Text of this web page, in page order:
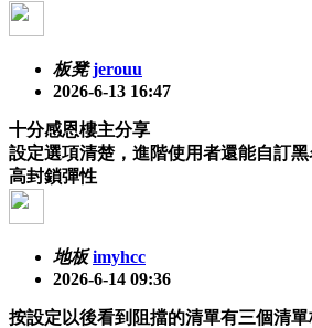
板凳 jerouu
2026-6-13 16:47
十分感恩樓主分享
設定選項清楚，進階使用者還能自訂
高封鎖彈性
地板 imyhcc
2026-6-14 09:36
按設定以後看到阻擋的清單有三個清